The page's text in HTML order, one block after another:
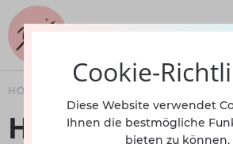
HOME
Cookie-
Diese Website verwendet
Ihnen die bestmögliche
bieten zu können.